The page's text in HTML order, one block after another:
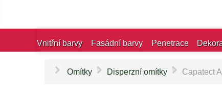
Vnitřní barvy Fasádní barvy Penetrace
Omítky \ Disperzní omítky \ Capatect